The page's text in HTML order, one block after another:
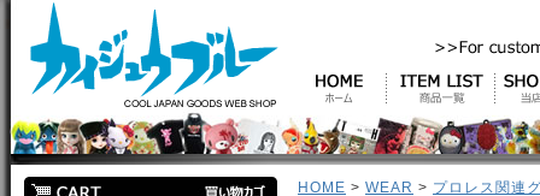
HOME > WEAR > プロレス関連